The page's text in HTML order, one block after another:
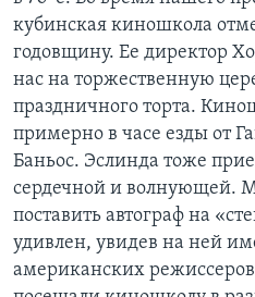
кубинская киношкола
годовщину. Ее директор
нас на торжественную
праздничного торта.
примерно в часе езды от
Баньос. Эслинда тоже
сердечной и волнующей.
поставить автограф на
удивлен, увидев на ней
американских